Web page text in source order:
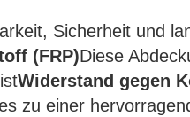
Sicherheit und
(FRP)Diese
Widerstand gegen
zu einer